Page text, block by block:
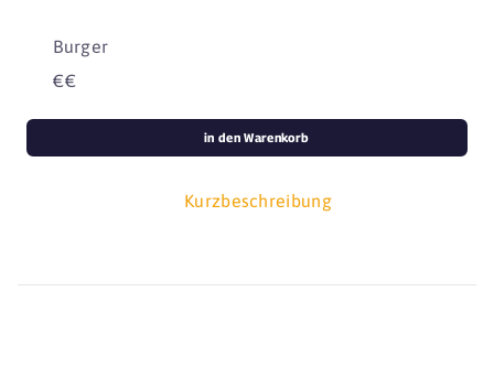
Burger
€€
Kurzbeschreibung
in den Warenkorb